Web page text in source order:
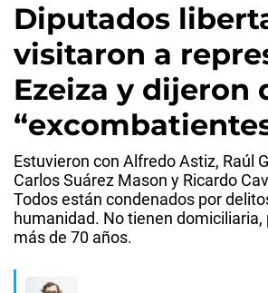
Diputados
visitaron a
Ezeiza y dijeron
Estuvieron con Alfredo Astiz, Raúl
Carlos Suárez Mason y Ricardo
Todos están condenados por
humanidad. No tienen domiciliaria,
más de 70 años.